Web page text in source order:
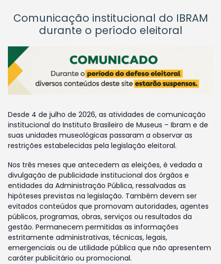
Comunicação institucional do IBRAM
durante o período eleitoral
Desde 4 de julho de 2026, as atividades de comunicação
institucional do Instituto Brasileiro de Museus – Ibram e de
suas unidades museológicas passaram a observar as
restrições estabelecidas pela legislação eleitoral.
Nos três meses que antecedem as eleições, é vedada a
divulgação de publicidade institucional dos órgãos e
entidades da Administração Pública, ressalvadas as
hipóteses previstas na legislação. Também devem ser
evitados conteúdos que promovam autoridades, agentes
públicos, programas, obras, serviços ou resultados da
gestão. Permanecem permitidas as informações
estritamente administrativas, técnicas, legais,
emergenciais ou de utilidade pública que não apresentem
caráter publicitário ou promocional.